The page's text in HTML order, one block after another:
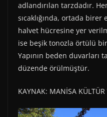
adlandırılan tarzdadır.
sıcaklığında, ortada
halvet hücresine yer
ise beşik tonozla örtülü
Yapının beden duvarları
düzende örülmüştür.
KAYNAK: MANİSA KÜLTÜR